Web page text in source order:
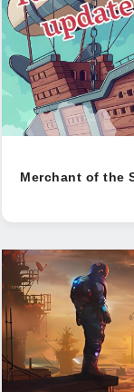
Merchant of the